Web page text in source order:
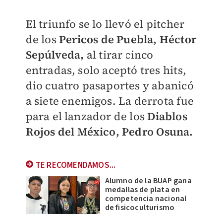
El triunfo se lo llevó el pitcher
de losPericos de Puebla, Héctor
Sepúlveda, al tirar cinco
entradas, solo aceptó tres hits,
dio cuatro pasaportes y abanicó
a siete enemigos. La derrota fue
para el lanzador de losDiablos
Rojos del México, Pedro Osuna.
TE RECOMENDAMOS...
Alumno de la BUAP gana
medallas de plata en
competencia nacional
de fisicoculturismo